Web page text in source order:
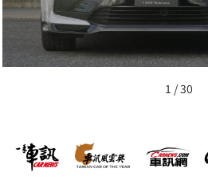
1 / 30